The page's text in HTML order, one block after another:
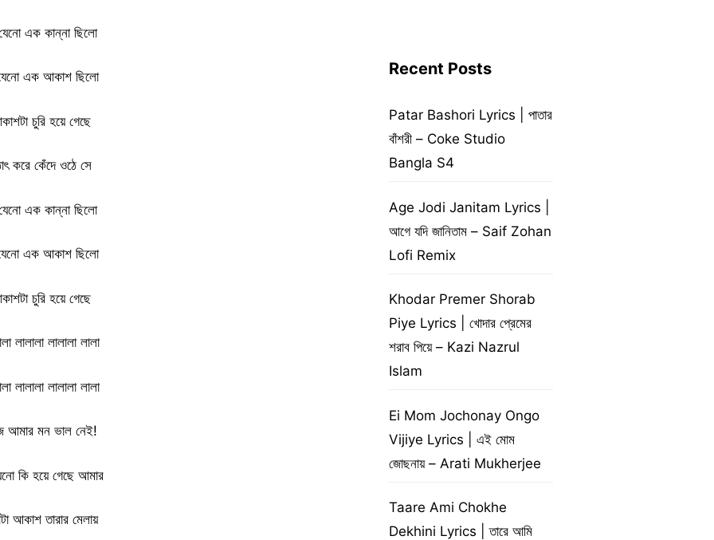
এক কান্না ছিলো
এক আকাশ ছিলো
চুরি হয়ে গেছে
করে কেঁদে ওঠে সে
এক কান্না ছিলো
এক আকাশ ছিলো
চুরি হয়ে গেছে
লালালা লালালা লালা
লালালা লালালা লালা
মন ভাল নেই!
কি হয়ে গেছে আমার
আকাশ তারার মেলায়
Recent Posts
Patar Bashori Lyrics | পাতার
বাঁশরী – Coke Studio
Bangla S4
Age Jodi Janitam Lyrics |
আগে যদি জানিতাম – Saif Zohan
Lofi Remix
Khodar Premer Shorab
Piye Lyrics | খোদার প্রেমের
শরাব পিয়ে – Kazi Nazrul
Islam
Ei Mom Jochonay Ongo
Vijiye Lyrics | এই মোম
জোছনায় – Arati Mukherjee
Taare Ami Chokhe
Dekhini Lyrics | তারে আমি